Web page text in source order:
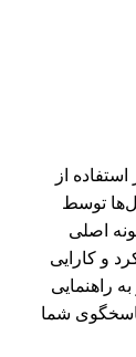
استفاده از
توسط
اصلی
و کارایی
راهنمایی
شما